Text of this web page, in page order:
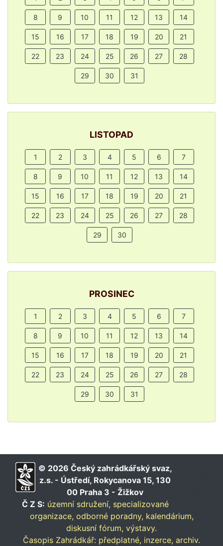
8 9 10 11 12 13 14
15 16 17 18 19 20 21
22 23 24 25 26 27 28
29 30 31
LISTOPAD
1 2 3 4 5 6 7
8 9 10 11 12 13 14
15 16 17 18 19 20 21
22 23 24 25 26 27 28
29 30
PROSINEC
1 2 3 4 5 6 7
8 9 10 11 12 13 14
15 16 17 18 19 20 21
22 23 24 25 26 27 28
29 30 31
© 2026 Český zahrádkářský svaz,
z.s. - Ústředí, Rokycanova 15, 130
00 Praha 3 - Žižkov
Č Z S: územní sdružení, specializované
organizace, odborné poradny, kalendárium,
diskusní fórum, výstavy.
Časopis Zahrádkář: předplatné, inzerce, archiv.